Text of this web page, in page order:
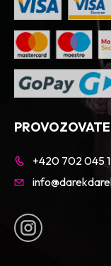
+420 702 045